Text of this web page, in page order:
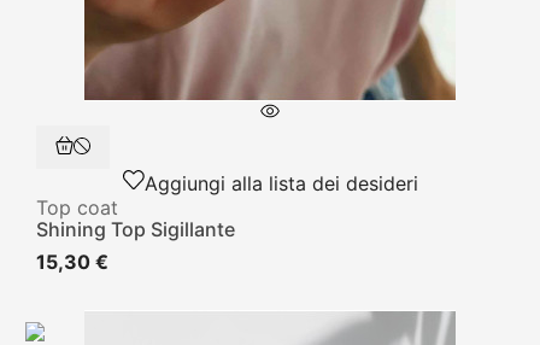
Aggiungi alla lista dei desideri
Top coat
Shining Top Sigillante
15,30 €